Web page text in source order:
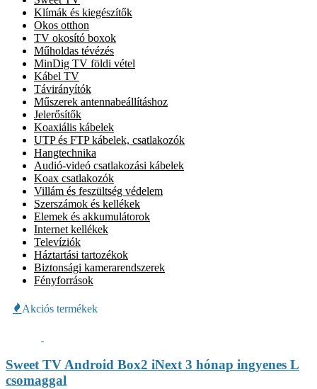
Klímák és kiegészítők
Okos otthon
TV okosító boxok
Műholdas tévézés
MinDig TV földi vétel
Kábel TV
Távirányítók
Műszerek antennabeállításhoz
Jelerősítők
Koaxiális kábelek
UTP és FTP kábelek, csatlakozók
Hangtechnika
Audió-videó csatlakozási kábelek
Koax csatlakozók
Villám és feszültség védelem
Szerszámok és kellékek
Elemek és akkumulátorok
Internet kellékek
Televíziók
Háztartási tartozékok
Biztonsági kamerarendszerek
Fényforrások
Akciós termékek
Sweet TV Android Box2 iNext 3 hónap ingyenes L
csomaggal